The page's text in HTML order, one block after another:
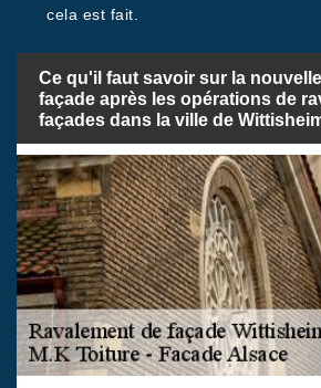
cela est fait.
Ce qu'il faut savoir sur la
façade après les opérations de
façades dans la ville de